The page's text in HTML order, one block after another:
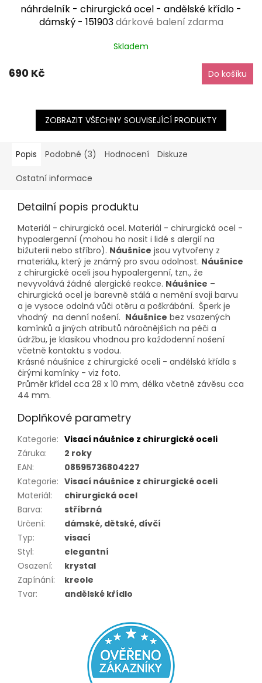
náhrdelník - chirurgická ocel - andělské křídlo -
dámský - 151903dárkové balení zdarma
Skladem
690 Kč Do košíku
ZOBRAZIT VŠECHNY SOUVISEJÍCÍ PRODUKTY
Popis Podobné (3) Hodnocení Diskuze
Ostatní informace
Detailní popis produktu
Materiál - chirurgická ocel. Materiál - chirurgická ocel -
hypoalergenní (mohou ho nosit i lidé s alergií na
bižuterii nebo stříbro). Náušnice jsou vytvořeny z
materiálu, který je známý pro svou odolnost. Náušnice
z chirurgické oceli jsou hypoalergenní, tzn., že
nevyvolává žádné alergické reakce. Náušnice –
chirurgická ocel je barevně stálá a nemění svoji barvu
a je vysoce odolná vůči otěru a poškrábání. Šperk je
vhodný na denní nošení. Náušnice bez vsazených
kamínků a jiných atributů náročnějších na péči a
údržbu, je klasikou vhodnou pro každodenní nošení
včetně kontaktu s vodou.
Krásné náušnice z chirurgické oceli - andělská křídla s
čirými kamínky - viz foto.
Průměr křídel cca 28 x 10 mm, délka včetně závěsu cca
44 mm.
Doplňkové parametry
Kategorie: Visací náušnice z chirurgické oceli
Záruka:
2 roky
EAN:
08595736804227
Kategorie: Visací náušnice z chirurgické oceli
Materiál:
chirurgická ocel
Barva:
stříbrná
Určení:
dámské, dětské, dívčí
Typ:
visací
Styl:
elegantní
Osazení:
krystal
Zapínání:
kreole
Tvar: andělské křídlo